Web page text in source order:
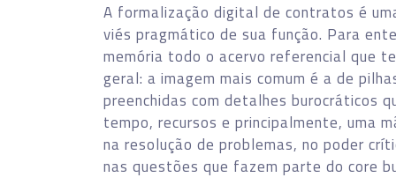
A formalização digital de contratos é
viés pragmático de sua função. Para
memória todo o acervo referencial que
geral: a imagem mais comum é a de
preenchidas com detalhes burocráticos
tempo, recursos e principalmente, uma
na resolução de problemas, no poder
nas questões que fazem parte do core